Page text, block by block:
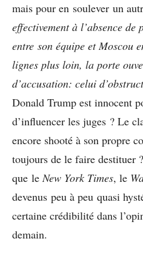
mais pour en soulever un
effectivement à l’absence
entre son équipe et Moscou
lignes plus loin, la porte
d’accusation: celui
Donald Trump est innocent
d’influencer les juges ? Le
encore shooté à son propre
toujours de le faire destituer
que leNew York Times, le
devenus peu à peu quasi
certaine crédibilité dans
demain.